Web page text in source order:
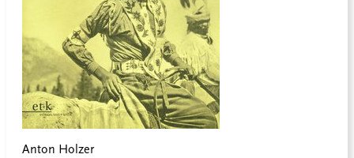
Anton Holzer